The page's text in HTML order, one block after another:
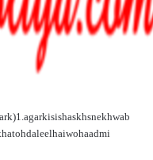
agar kisi shaskhs ne khwab
toh daleel hai woh aadmi